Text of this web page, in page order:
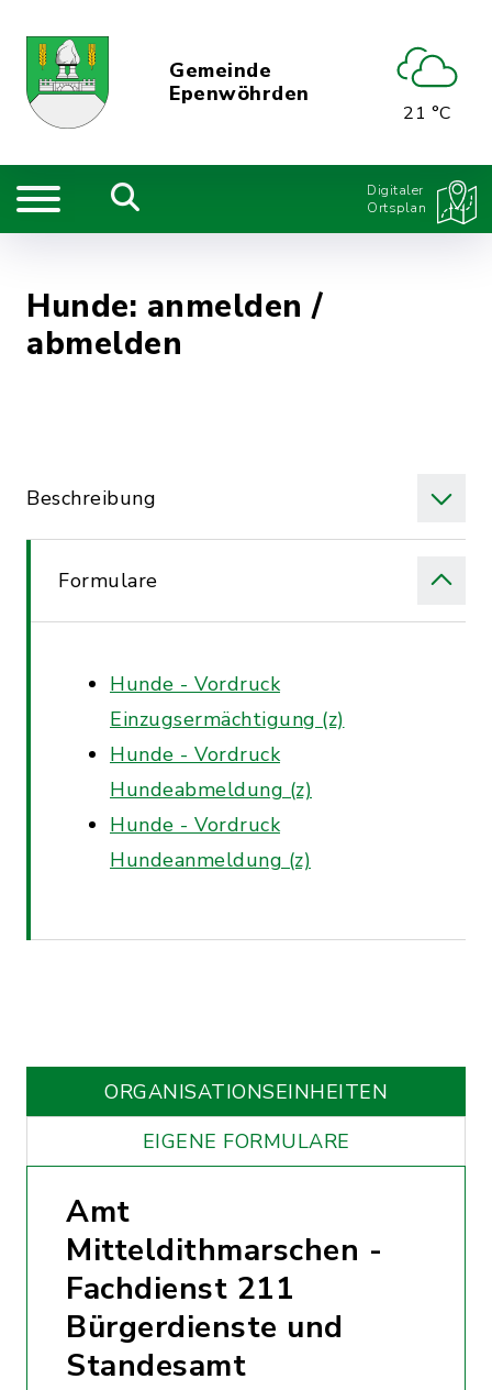
Gemeinde
Epenwöhrden
21 °C
Digitaler
Ortsplan
Hunde: anmelden /
abmelden
Beschreibung
Formulare
Hunde - Vordruck
Einzugsermächtigung (z)
Hunde - Vordruck
Hundeabmeldung (z)
Hunde - Vordruck
Hundeanmeldung (z)
ORGANISATIONS­EINHEITEN
EIGENE FORMULARE
Amt
Mitteldithmarschen -
Fachdienst 211
Bürgerdienste und
Standesamt